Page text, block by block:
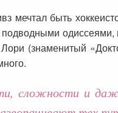
мечтал быть
(знаменитый
сложности и